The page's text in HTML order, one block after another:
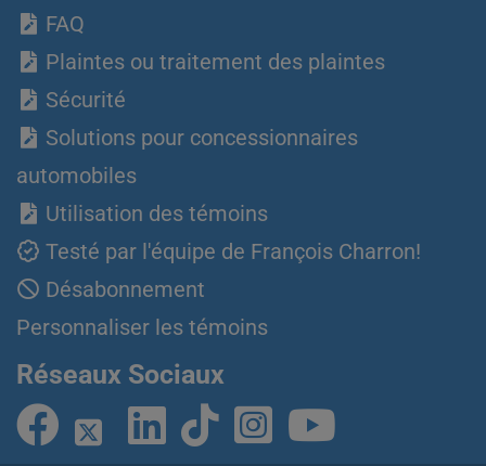
FAQ
Plaintes ou traitement des plaintes
Sécurité
Solutions pour concessionnaires
automobiles
Utilisation des témoins
Testé par l'équipe de François Charron!
Désabonnement
Personnaliser les témoins
Réseaux Sociaux